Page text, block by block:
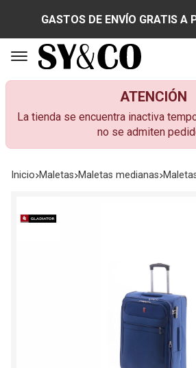
GASTOS DE ENVÍO GRATIS A
ATENCIÓN
La tienda se encuentra inactiva
no se admiten
Inicio maletas maletas medianas